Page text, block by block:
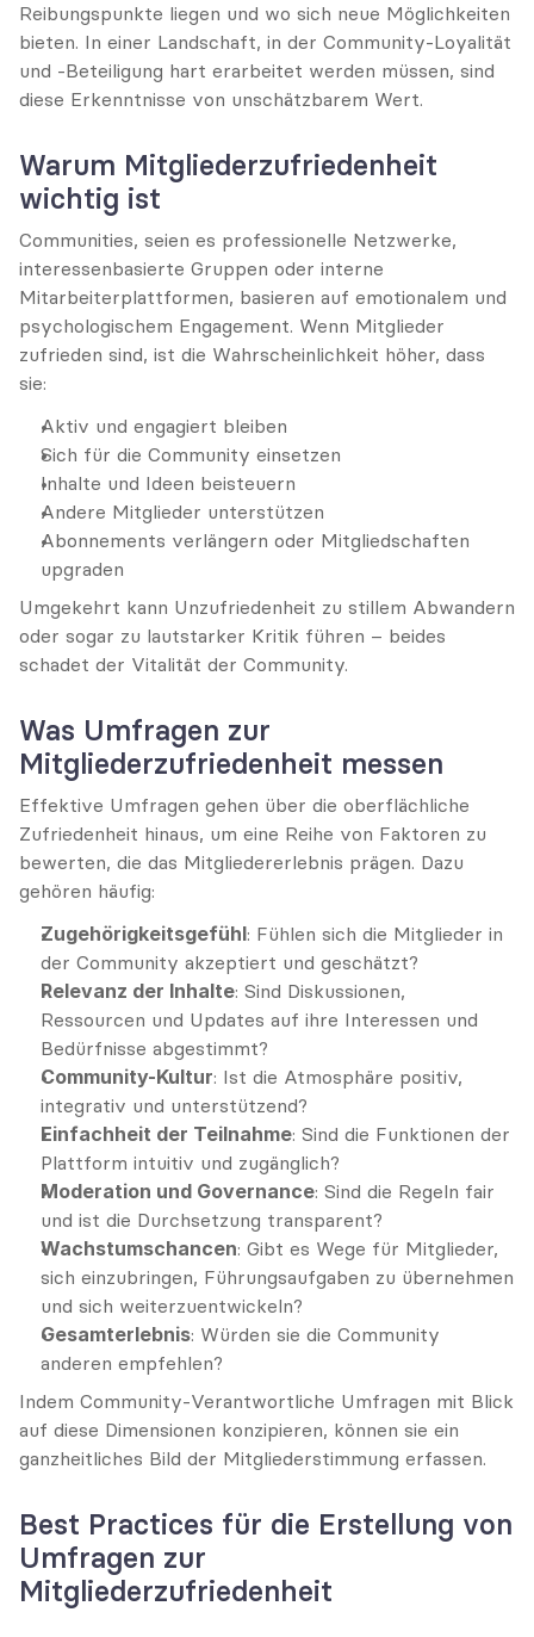
Reibungspunkte liegen und wo sich neue Möglichkeiten
bieten. In einer Landschaft, in der Community-Loyalität
und -Beteiligung hart erarbeitet werden müssen, sind
diese Erkenntnisse von unschätzbarem Wert.
Warum Mitgliederzufriedenheit
wichtig ist
Communities, seien es professionelle Netzwerke,
interessenbasierte Gruppen oder interne
Mitarbeiterplattformen, basieren auf emotionalem und
psychologischem Engagement. Wenn Mitglieder
zufrieden sind, ist die Wahrscheinlichkeit höher, dass
sie:
Aktiv und engagiert bleiben
Sich für die Community einsetzen
Inhalte und Ideen beisteuern
Andere Mitglieder unterstützen
Abonnements verlängern oder Mitgliedschaften
upgraden
Umgekehrt kann Unzufriedenheit zu stillem Abwandern
oder sogar zu lautstarker Kritik führen – beides
schadet der Vitalität der Community.
Was Umfragen zur
Mitgliederzufriedenheit messen
Effektive Umfragen gehen über die oberflächliche
Zufriedenheit hinaus, um eine Reihe von Faktoren zu
bewerten, die das Mitgliedererlebnis prägen. Dazu
gehören häufig:
Zugehörigkeitsgefühl: Fühlen sich die Mitglieder in
der Community akzeptiert und geschätzt?
Relevanz der Inhalte: Sind Diskussionen,
Ressourcen und Updates auf ihre Interessen und
Bedürfnisse abgestimmt?
Community-Kultur: Ist die Atmosphäre positiv,
integrativ und unterstützend?
Einfachheit der Teilnahme: Sind die Funktionen der
Plattform intuitiv und zugänglich?
Moderation und Governance: Sind die Regeln fair
und ist die Durchsetzung transparent?
Wachstumschancen: Gibt es Wege für Mitglieder,
sich einzubringen, Führungsaufgaben zu übernehmen
und sich weiterzuentwickeln?
Gesamterlebnis: Würden sie die Community
anderen empfehlen?
Indem Community-Verantwortliche Umfragen mit Blick
auf diese Dimensionen konzipieren, können sie ein
ganzheitliches Bild der Mitgliederstimmung erfassen.
Best Practices für die Erstellung von
Umfragen zur
Mitgliederzufriedenheit